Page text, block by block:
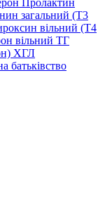
Пролактин
загальний (Т3
вільний (Т4
вільний ТГ
ХГЛ
батьківство